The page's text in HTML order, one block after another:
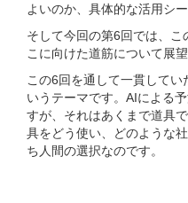
よいのか、具体的な活⽤シ
そして今回の第6回では、
こに向けた道筋について展望
この6回を通して⼀貫してい
いうテーマです。AIによる
すが、それはあくまで道具
具をどう使い、どのような
ち⼈間の選択なのです。